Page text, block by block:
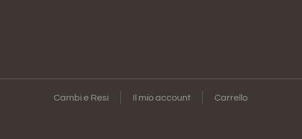
Cambi e Resi Il mio account Carrello